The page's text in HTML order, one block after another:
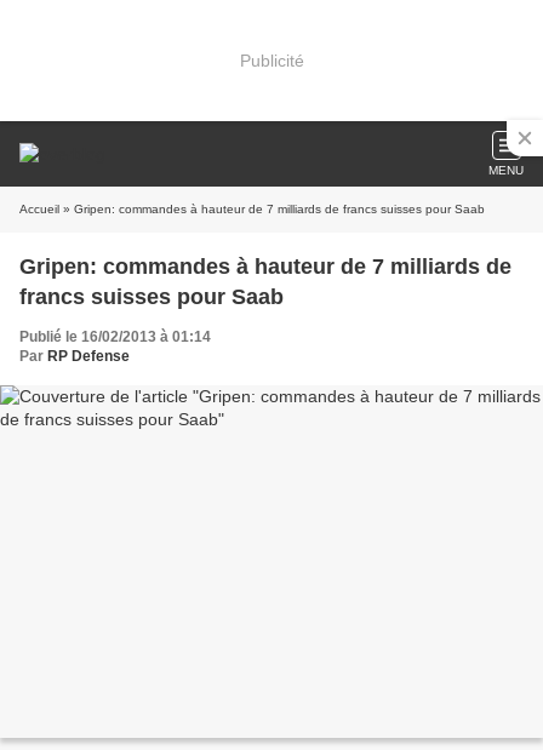
Publicité
MENU
Accueil » Gripen: commandes à hauteur de 7 milliards de francs suisses pour Saab
Gripen: commandes à hauteur de 7 milliards de
francs suisses pour Saab
Publié le 16/02/2013 à 01:14
Par RP Defense